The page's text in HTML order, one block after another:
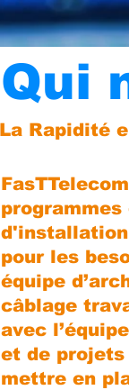
Qui
La Rapidité
pour les
équipe
câblage
avec
et de projets
mettre en